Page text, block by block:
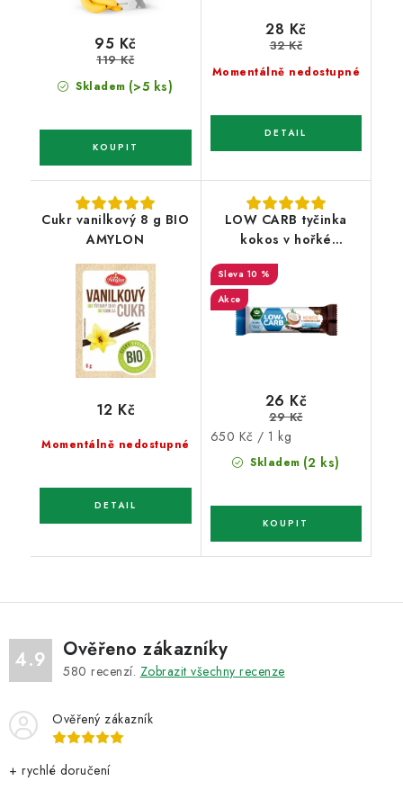
Skladem (>5 ks)
95 Kč
119 Kč
Momentálně nedostupné
28 Kč
32 Kč
Cukr vanilkový 8 g BIO
AMYLON
Momentálně nedostupné
12 Kč
LOW CARB tyčinka
kokos v hořké
čokoládě 40 g
10 %
Akce
Skladem (2 ks)
26 Kč
29 Kč
Měrná
cena:
650 Kč / 1 kg
4.9 Ověřeno zákazníky
580 recenzí. Zobrazit všechny recenze
Ověřený zákazník
+ rychlé doručení